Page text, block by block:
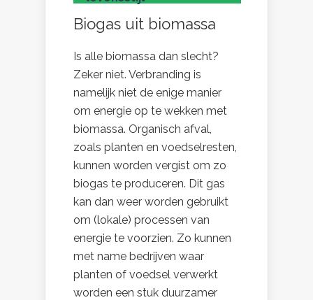
Biogas uit biomassa
Is alle biomassa dan slecht?
Zeker niet. Verbranding is
namelijk niet de enige manier
om energie op te wekken met
biomassa. Organisch afval,
zoals planten en voedselresten,
kunnen worden vergist om zo
biogas te produceren. Dit gas
kan dan weer worden gebruikt
om (lokale) processen van
energie te voorzien. Zo kunnen
met name bedrijven waar
planten of voedsel verwerkt
worden een stuk duurzamer